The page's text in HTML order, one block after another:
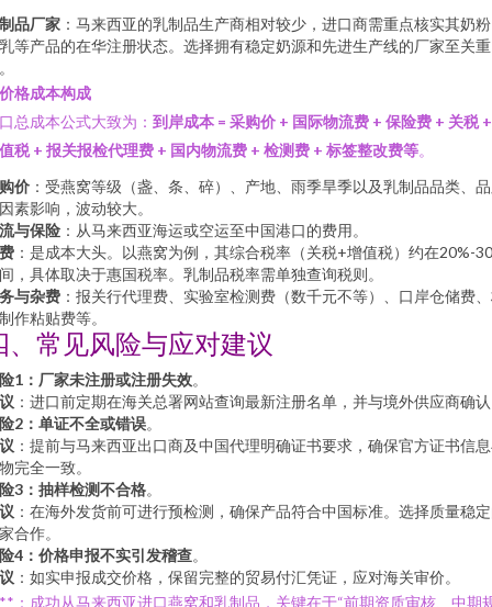
品厂家 ：马来西亚的乳制品生产商相对较少，进口商需重点核实其奶
等产品的在华注册状态。选择拥有稳定奶源和先进生产线的厂家至关重
格成本构成
总成本公式大致为： 到岸成本 = 采购价 + 国际物流费 + 保险费 + 关税 +
税 + 报关报检代理费 + 国内物流费 + 检测费 + 标签整改费等。
价 ：受燕窝等级（盏、条、碎）、产地、雨季旱季以及乳制品品类、
素影响，波动较大。
与保险 ：从马来西亚海运或空运至中国港口的费用。
：是成本大头。以燕窝为例，其综合税率（关税+增值税）约在20%-
，具体取决于惠国税率。乳制品税率需单独查询税则。
与杂费 ：报关行代理费、实验室检测费（数千元不等）、口岸仓储费
作粘贴费等。
、常见风险与应对建议
1：厂家未注册或注册失效。
：进口前定期在海关总署网站查询最新注册名单，并与境外供应商确
2：单证不全或错误。
：提前与马来西亚出口商及中国代理明确证书要求，确保官方证书信
完全一致。
3：抽样检测不合格。
：在海外发货前可进行预检测，确保产品符合中国标准。选择质量稳
合作。
4：价格申报不实引发稽查。
：如实申报成交价格，保留完整的贸易付汇凭证，应对海关审价。
：成功从马来西亚进口燕窝和乳制品，关键在于“前期资质审核、中期